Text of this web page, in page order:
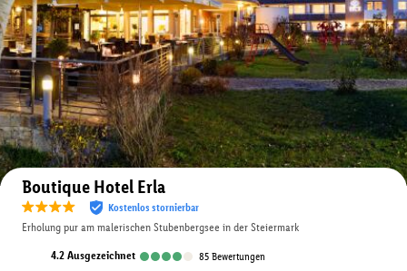
Auf der Karte anzeigen
Boutique Hotel Erla
Kostenlos stornierbar
Erholung pur am malerischen Stubenbergsee in der Steiermark
4.2 ausgezeichnet 85 Bewertungen